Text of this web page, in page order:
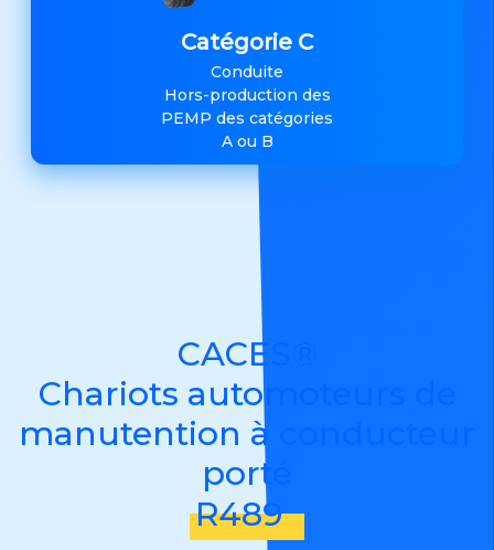
Catégorie C
Conduite
Hors-production des
PEMP des catégories
A ou B
CACES®
Chariots automoteurs de
manutention à conducteur
porté
R489